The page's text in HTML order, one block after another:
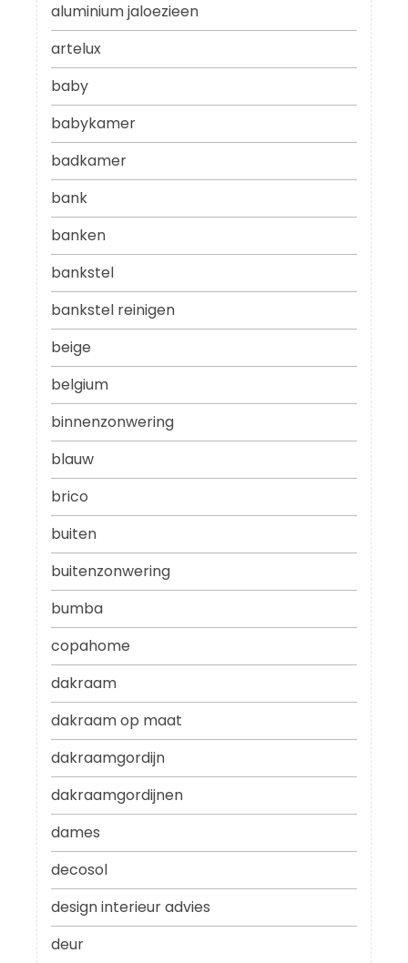
aluminium jaloezieen
artelux
baby
babykamer
badkamer
bank
banken
bankstel
bankstel reinigen
beige
belgium
binnenzonwering
blauw
brico
buiten
buitenzonwering
bumba
copahome
dakraam
dakraam op maat
dakraamgordijn
dakraamgordijnen
dames
decosol
design interieur advies
deur